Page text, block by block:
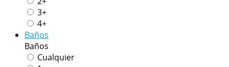
3+
4+
Baños
Baños
Cualquier